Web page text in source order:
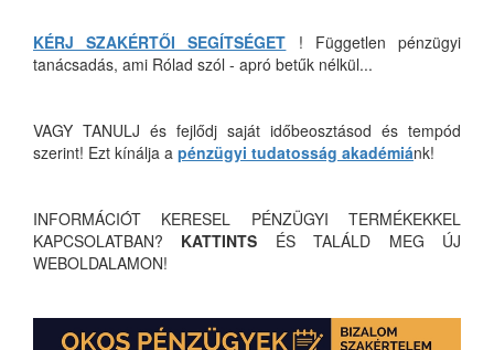
KÉRJ SZAKÉRTŐI SEGÍTSÉGET ! Független pénzügyi
tanácsadás, ami Rólad szól - apró betűk nélkül...
VAGY TANULJ és fejlődj saját időbeosztásod és tempód
szerint! Ezt kínálja a pénzügyi tudatosság akadémiánk!
INFORMÁCIÓT KERESEL PÉNZÜGYI TERMÉKEKKEL
KAPCSOLATBAN? KATTINTS ÉS TALÁLD MEG ÚJ
WEBOLDALAMON!